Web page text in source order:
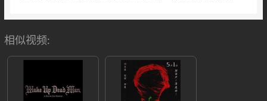
相似视频: